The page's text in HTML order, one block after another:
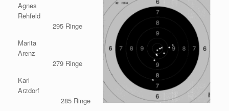
Agnes
Rehfeld
295 Ringe
Marita
Arenz
279 Ringe
Karl
Arzdorf
285 Ringe